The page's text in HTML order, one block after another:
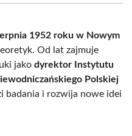
1952 roku w Nowym
Od lat zajmuje
jako dyrektor Instytutu
Polskiej
badania i rozwija nowe idei